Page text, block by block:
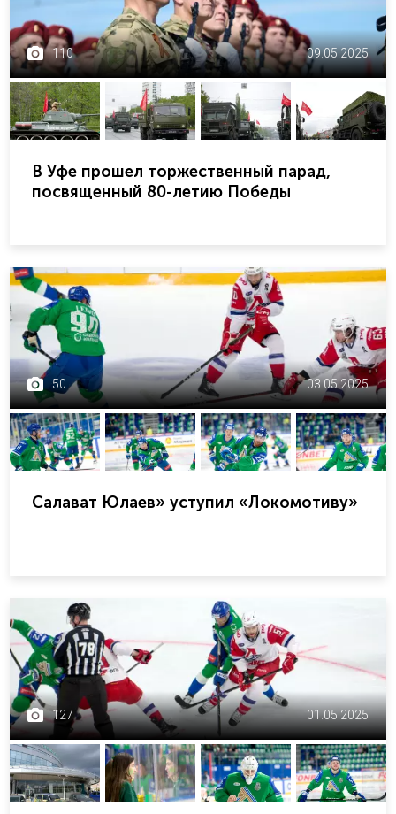
110 09.05.2025
В Уфе прошел торжественный парад,
посвященный 80-летию Победы
50 03.05.2025
Салават Юлаев» уступил «Локомотиву»
127 01.05.2025